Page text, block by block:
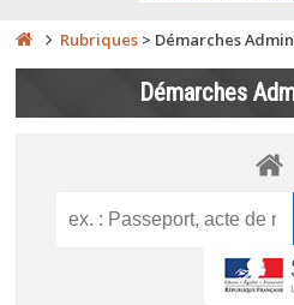
Rubriques > Démarches
Démarches